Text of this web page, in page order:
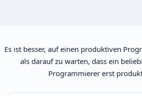
Es ist besser, auf einen produktiven
als darauf zu warten, dass ein
Programmierer erst